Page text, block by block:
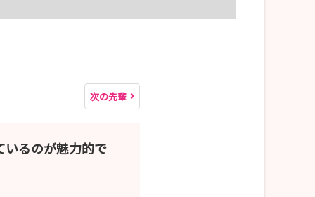
次の先輩
いるのが魅力的で